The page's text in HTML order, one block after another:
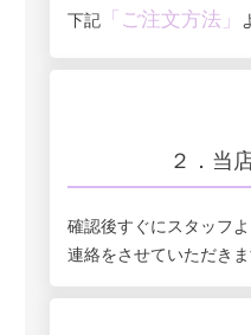
下記 「ご注文方法」
２．当
確認後すぐにスタッフ
連絡をさせていただきま